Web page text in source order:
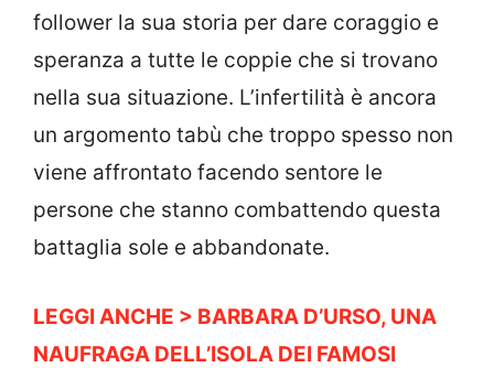
follower la sua storia per dare coraggio e
speranza a tutte le coppie che si trovano
nella sua situazione. L’infertilità è ancora
un argomento tabù che troppo spesso non
viene affrontato facendo sentore le
persone che stanno combattendo questa
battaglia sole e abbandonate.
LEGGI ANCHE > BARBARA D’URSO, UNA
NAUFRAGA DELL’ISOLA DEI FAMOSI